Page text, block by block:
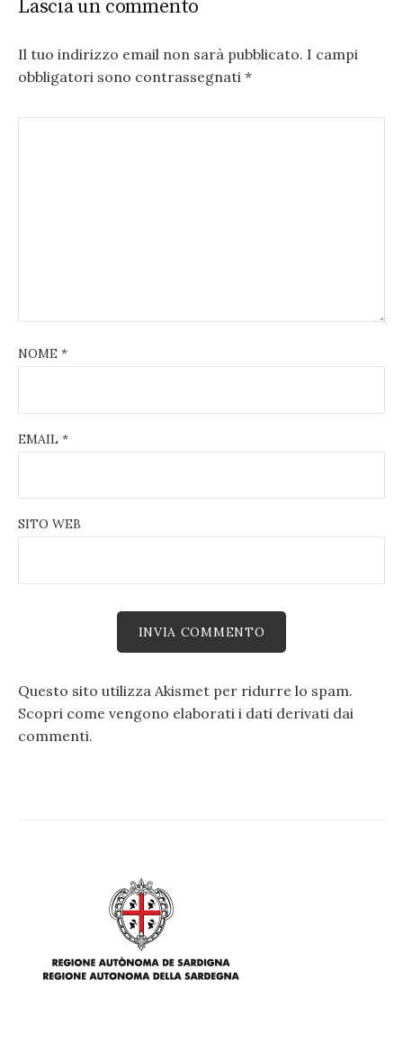
Lascia un commento
Il tuo indirizzo email non sarà pubblicato. I campi
obbligatori sono contrassegnati *
NOME *
EMAIL *
SITO WEB
Questo sito utilizza Akismet per ridurre lo spam.
Scopri come vengono elaborati i dati derivati dai
commenti.